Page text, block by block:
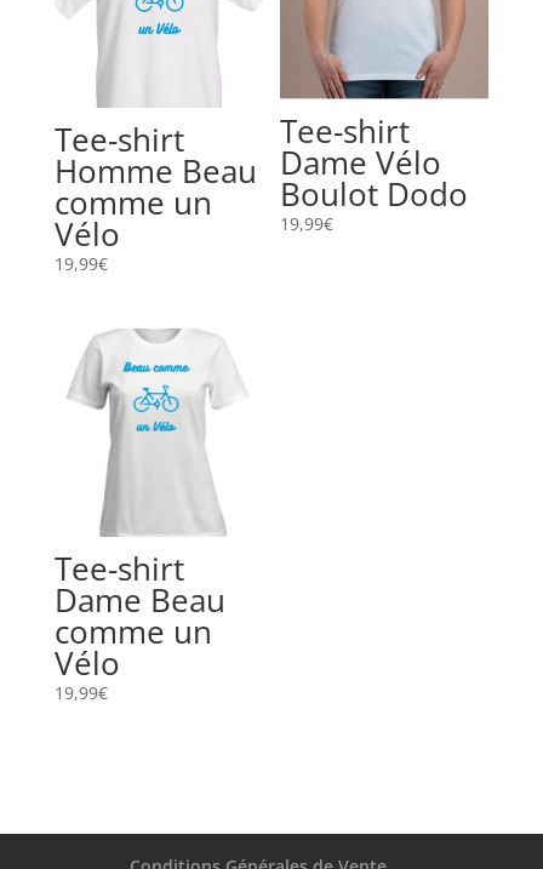
Tee-shirt
Homme Beau
comme un
Vélo
19,99€
Tee-shirt
Dame Vélo
Boulot Dodo
19,99€
Tee-shirt
Dame Beau
comme un
Vélo
19,99€